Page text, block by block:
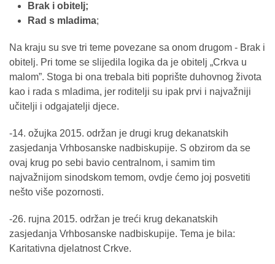
Brak i obitelj;
Rad s mladima;
Na kraju su sve tri teme povezane sa onom drugom ‐ Brak i
obitelj. Pri tome se slijedila logika da je obitelj „Crkva u
malom”. Stoga bi ona trebala biti poprište duhovnog života
kao i rada s mladima, jer roditelji su ipak prvi i najvažniji
učitelji i odgajatelji djece.
-14. ožujka 2015. održan je drugi krug dekanatskih
zasjedanja Vrhbosanske nadbiskupije. S obzirom da se
ovaj krug po sebi bavio centralnom, i samim tim
najvažnijom sinodskom temom, ovdje ćemo joj posvetiti
nešto više pozornosti.
-26. rujna 2015. održan je treći krug dekanatskih
zasjedanja Vrhbosanske nadbiskupije. Tema je bila:
Karitativna djelatnost Crkve.